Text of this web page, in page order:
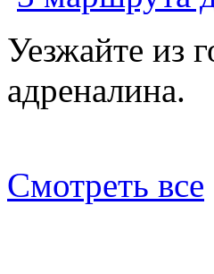
Уезжайте из
адреналина.
Смотреть все